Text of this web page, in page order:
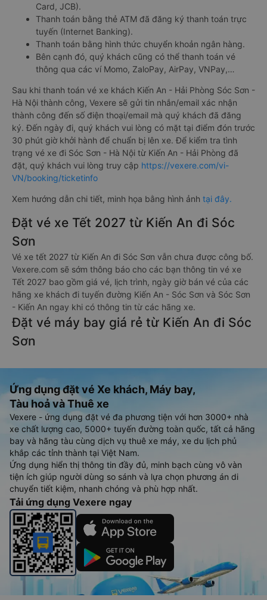
Card, JCB).
Thanh toán bằng thẻ ATM đã đăng ký thanh toán trực
tuyến (Internet Banking).
Thanh toán bằng hình thức chuyển khoản ngân hàng.
Bên cạnh đó, quý khách cũng có thể thanh toán vé
thông qua các ví Momo, ZaloPay, AirPay, VNPay,…
Sau khi thanh toán vé xe khách Kiến An - Hải Phòng Sóc Sơn -
Hà Nội thành công, Vexere sẽ gửi tin nhắn/email xác nhận
thành công đến số điện thoại/email mà quý khách đã đăng
ký. Đến ngày đi, quý khách vui lòng có mặt tại điểm đón trước
30 phút giờ khởi hành để chuẩn bị lên xe. Để kiểm tra tình
trạng vé xe đi Sóc Sơn - Hà Nội từ Kiến An - Hải Phòng đã
đặt, quý khách vui lòng truy cập https://vexere.com/vi-
VN/booking/ticketinfo
Xem hướng dẫn chi tiết, minh họa bằng hình ảnh tại đây.
Đặt vé xe Tết 2027 từ Kiến An đi Sóc
Sơn
Vé xe tết 2027 từ Kiến An đi Sóc Sơn vẫn chưa được công bố.
Vexere.com sẽ sớm thông báo cho các bạn thông tin vé xe
Tết 2027 bao gồm giá vé, lịch trình, ngày giờ bán vé của các
hãng xe khách đi tuyến đường Kiến An - Sóc Sơn và Sóc Sơn
- Kiến An ngay khi có thông tin từ các hãng xe.
Đặt vé máy bay giá rẻ từ Kiến An đi Sóc
Sơn
Ứng dụng đặt vé Xe khách, Máy bay,
Tàu hoả và Thuê xe
Vexere - ứng dụng đặt vé đa phương tiện với hơn 3000+ nhà
xe chất lượng cao, 5000+ tuyến đường toàn quốc, tất cả hãng
bay và hãng tàu cùng dịch vụ thuê xe máy, xe du lịch phủ
khắp các tỉnh thành tại Việt Nam.
Ứng dụng hiển thị thông tin đầy đủ, minh bạch cùng vô vàn
tiện ích giúp người dùng so sánh và lựa chọn phương án di
chuyển tiết kiệm, nhanh chóng và phù hợp nhất.
Tải ứng dụng Vexere ngay